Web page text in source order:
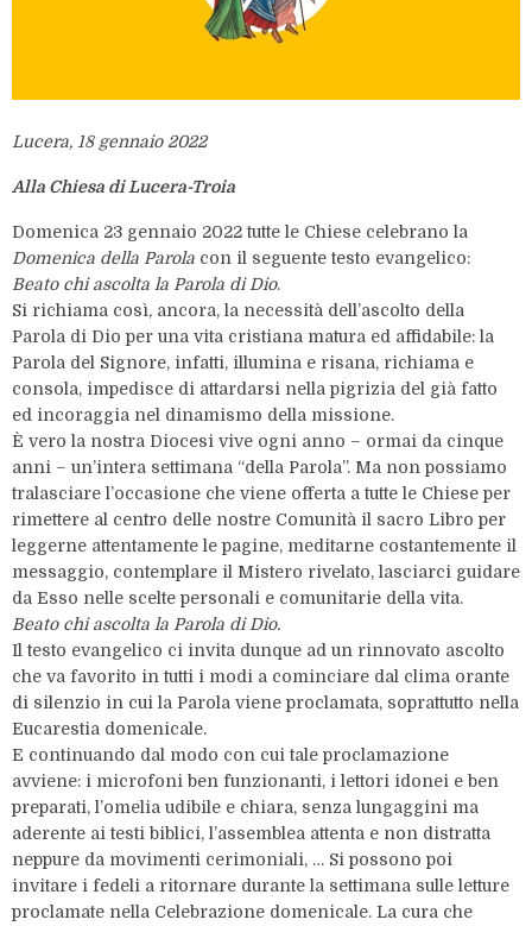
Lucera, 18 gennaio 2022
Alla Chiesa di Lucera-Troia
Domenica 23 gennaio 2022 tutte le Chiese celebrano la
Domenica della Parola con il seguente testo evangelico:
Beato chi ascolta la Parola di Dio.
Si richiama così, ancora, la necessità dell’ascolto della
Parola di Dio per una vita cristiana matura ed affidabile: la
Parola del Signore, infatti, illumina e risana, richiama e
consola, impedisce di attardarsi nella pigrizia del già fatto
ed incoraggia nel dinamismo della missione.
È vero la nostra Diocesi vive ogni anno – ormai da cinque
anni – un’intera settimana “della Parola”. Ma non possiamo
tralasciare l’occasione che viene offerta a tutte le Chiese per
rimettere al centro delle nostre Comunità il sacro Libro per
leggerne attentamente le pagine, meditarne costantemente il
messaggio, contemplare il Mistero rivelato, lasciarci guidare
da Esso nelle scelte personali e comunitarie della vita.
Beato chi ascolta la Parola di Dio.
Il testo evangelico ci invita dunque ad un rinnovato ascolto
che va favorito in tutti i modi a cominciare dal clima orante
di silenzio in cui la Parola viene proclamata, soprattutto nella
Eucarestia domenicale.
E continuando dal modo con cui tale proclamazione
avviene: i microfoni ben funzionanti, i lettori idonei e ben
preparati, l’omelia udibile e chiara, senza lungaggini ma
aderente ai testi biblici, l’assemblea attenta e non distratta
neppure da movimenti cerimoniali, … Si possono poi
invitare i fedeli a ritornare durante la settimana sulle letture
proclamate nella Celebrazione domenicale. La cura che